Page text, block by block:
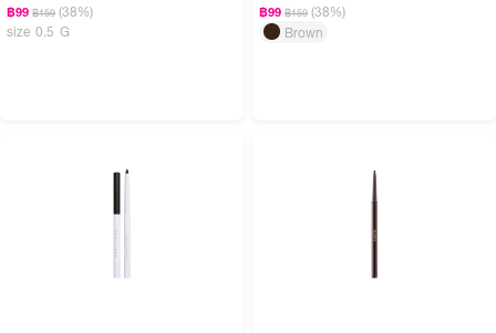
฿99 ฿159 (38%)
size 0.5 G
฿99 ฿159 (38%)
Brown